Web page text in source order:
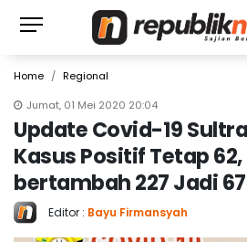
Home
Regional
Jumat, 01 Mei 2020 20:04
Update Covid-19
Kasus Positif Tetap 62,
bertambah 227 Jadi
Editor : Bayu Firmansyah